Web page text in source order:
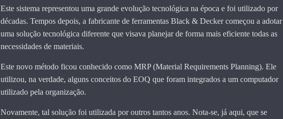
Este sistema representou uma grande evolução tecnológica na época e foi utilizado por
décadas. Tempos depois, a fabricante de ferramentas Black & Decker começou a adotar
uma solução tecnológica diferente que visava planejar de forma mais eficiente todas as
necessidades de materiais.
Este novo método ficou conhecido como MRP (Material Requirements Planning). Ele
utilizou, na verdade, alguns conceitos do EOQ que foram integrados a um computador
utilizado pela organização.
Novamente, tal solução foi utilizada por outros tantos anos. Nota-se, já aqui, que se